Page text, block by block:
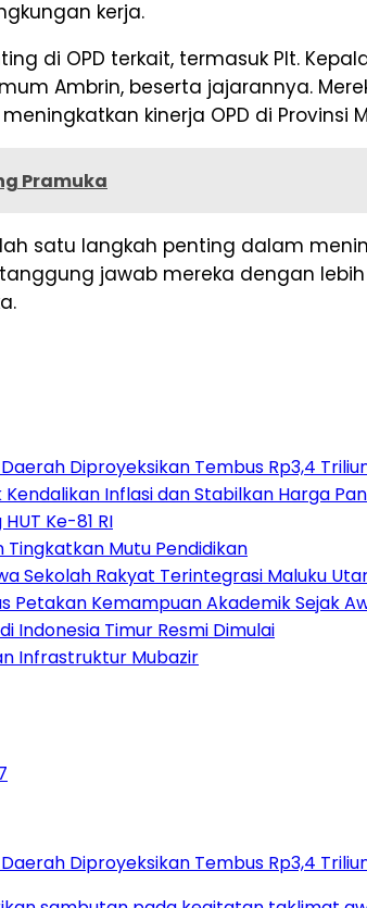
kerja.
di OPD terkait, termasuk Plt.
Ambrin, beserta jajarannya.
kinerja OPD di Provinsi
Pramuka
satu langkah penting dalam
jawab mereka dengan
Diproyeksikan Tembus Rp3,4
Inflasi dan Stabilkan Harga
Ke-81 RI
Tingkatkan Mutu Pendidikan
Sekolah Rakyat Terintegrasi Maluku
Petakan Kemampuan Akademik Sejak
Indonesia Timur Resmi Dimulai
Infrastruktur Mubazir
Diproyeksikan Tembus Rp3,4